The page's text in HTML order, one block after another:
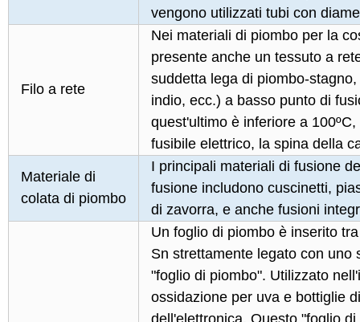
vengono utilizzati tubi con
Filo a rete
Nei materiali di piombo per la
presente anche un tessuto a
suddetta lega di piombo-
indio, ecc.) a basso punto di
quest'ultimo è inferiore a
fusibile elettrico, la spina della
Materiale di
colata di piombo
I principali materiali di fusione
fusione includono cuscinetti,
di zavorra, e anche fusioni
Un foglio di piombo è inserito
Sn strettamente legato con uno
"foglio di piombo". Utilizzato
ossidazione per uva e bottiglie
dell'elettronica. Questo "foglio